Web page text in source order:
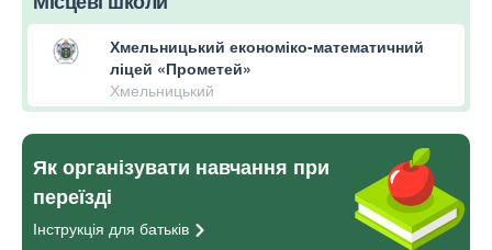
Хмельницький економіко-математичний
ліцей «Прометей»
Хмельницький
Як організувати навчання при
переїзді
Інструкція для батьків